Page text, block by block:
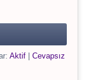
Aktif Cevapsız